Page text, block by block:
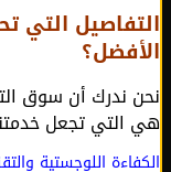
التي
ندرك أن سوق
تجعل خدمتنا هي
اللوجستية والتقنية